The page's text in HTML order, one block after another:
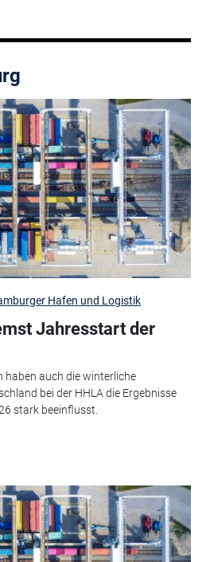
Hafen und Logistik
Jahresstart der
haben auch die winterliche
bei der HHLA die Ergebnisse
stark beeinflusst.